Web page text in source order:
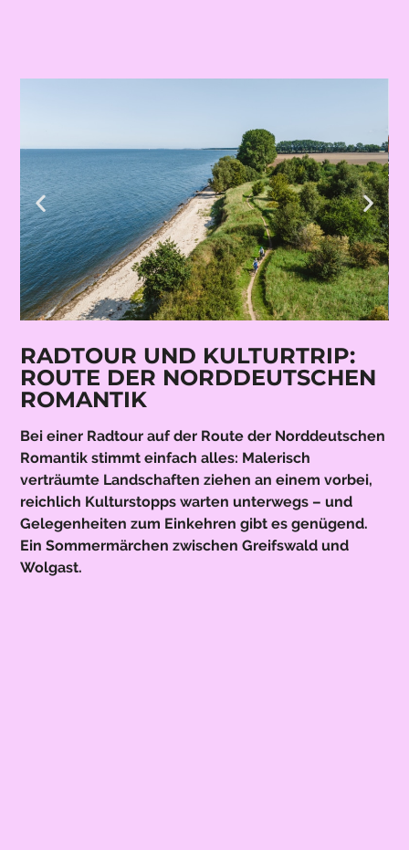
RADTOUR UND KULTURTRIP:
ROUTE DER NORDDEUTSCHEN
ROMANTIK
Bei einer Radtour auf der Route der Norddeutschen
Romantik stimmt einfach alles: Malerisch
verträumte Landschaften ziehen an einem vorbei,
reichlich Kulturstopps warten unterwegs – und
Gelegenheiten zum Einkehren gibt es genügend.
Ein Sommermärchen zwischen Greifswald und
Wolgast.